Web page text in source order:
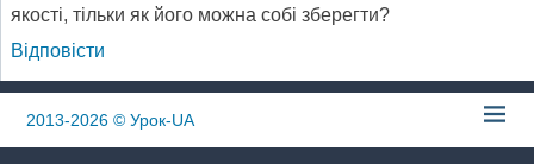
якості, тільки як його можна собі зберегти?
Відповіcти
2013-2026© Урок-UA